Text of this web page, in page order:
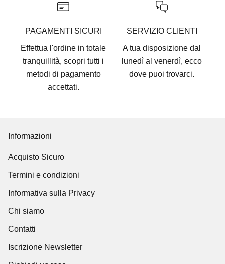
PAGAMENTI SICURI
Effettua l'ordine in totale
tranquillità, scopri tutti i
metodi di pagamento
accettati.
SERVIZIO CLIENTI
A tua disposizione dal
lunedì al venerdì, ecco
dove puoi trovarci.
Informazioni
Acquisto Sicuro
Termini e condizioni
Informativa sulla Privacy
Chi siamo
Contatti
Iscrizione Newsletter